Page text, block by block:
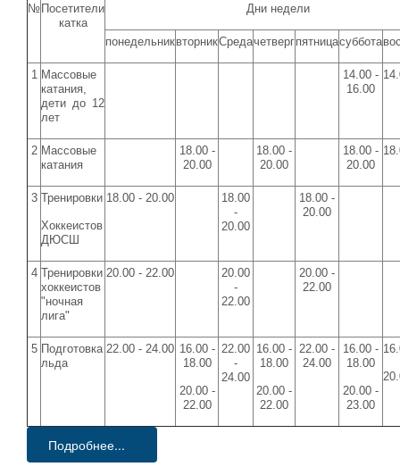
№ Посетители
катка
Дни недели
понедельниквторникСредачетвергпятницасуббота
1 Массовые
катания,
дети до 12
лет
14.00 -
16.00
2 Массовые
катания
18.00 -
20.00
18.00 -
20.00
18.00 -
20.00
3 Тренировки
Хоккеистов
ДЮСШ
18.00 - 20.00
18.00
-
20.00
18.00 -
20.00
4 Тренировки
хоккеистов
"ночная
лига"
20.00 - 22.00
20.00
-
22.00
20.00 -
22.00
5 Подготовка
льда
22.00 - 24.00 16.00 -
18.00
20.00 -
22.00
22.00
-
24.00
16.00 -
18.00
20.00 -
22.00
22.00 -
24.00
16.00 -
18.00
20.00 -
23.00
Подробнее...